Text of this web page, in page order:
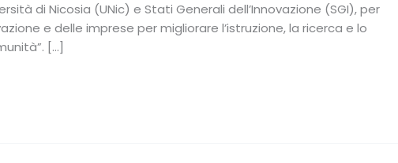
di Nicosia (UNic) e Stati Generali dell’Innovazione (SGI), per
e delle imprese per migliorare l’istruzione, la ricerca e lo
[…]